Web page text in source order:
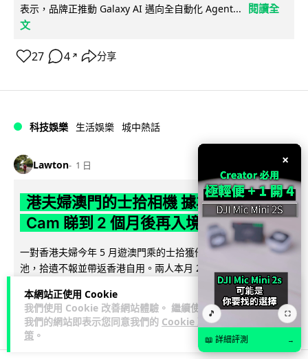
本網站正使用 Cookie
我們使用 Cookie 改善網站體驗。 繼續使用
我們的網站即表示您同意我們的 Cookie 政
策 。
表示，品牌正推動 Galaxy AI 邁向全自動化 Agent...
閱讀全
文
27 4 ↗ 分享
科技娛樂 生活娛樂 城中熱話
Lawton 1 日
港夫婦澳門的士拾相機 據為己有被的士
Cam 睇到 2 個月後再入境被捕
一對香港夫婦今年 5 月遊澳門乘的士拾獲他人遺留相機及電
池，拾遺不報並帶返香港自用。兩人本月 2 日經港珠澳大橋再
532 75↗ 分享
×
🎵 ⛶
📖 詳細評測 →